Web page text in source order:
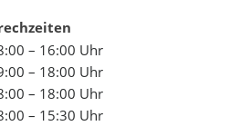
– 16:00 Uhr
– 18:00 Uhr
– 18:00 Uhr
– 15:30 Uhr